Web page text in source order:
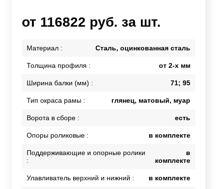
от 116822 руб. за шт.
Материал : Сталь, оцинкованная сталь
Толщина профиля : от 2-х мм
Ширина балки (мм) : 71; 95
Тип окраса рамы : глянец, матовый, муар
Ворота в сборе : есть
Опоры роликовые : в комплекте
Поддерживающие и опорные ролики
:
в
комплекте
Улавливатель верхний и нижний : в комплекте